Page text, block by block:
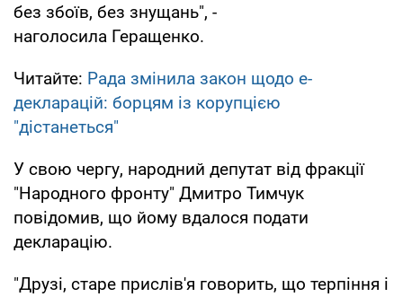
без збоїв, без знущань", -
наголосила Геращенко.
Читайте: Рада змінила закон щодо е-
декларацій: борцям із корупцією
"дістанеться"
У свою чергу, народний депутат від фракції
"Народного фронту" Дмитро Тимчук
повідомив, що йому вдалося подати
декларацію.
"Друзі, старе прислів'я говорить, що терпіння і